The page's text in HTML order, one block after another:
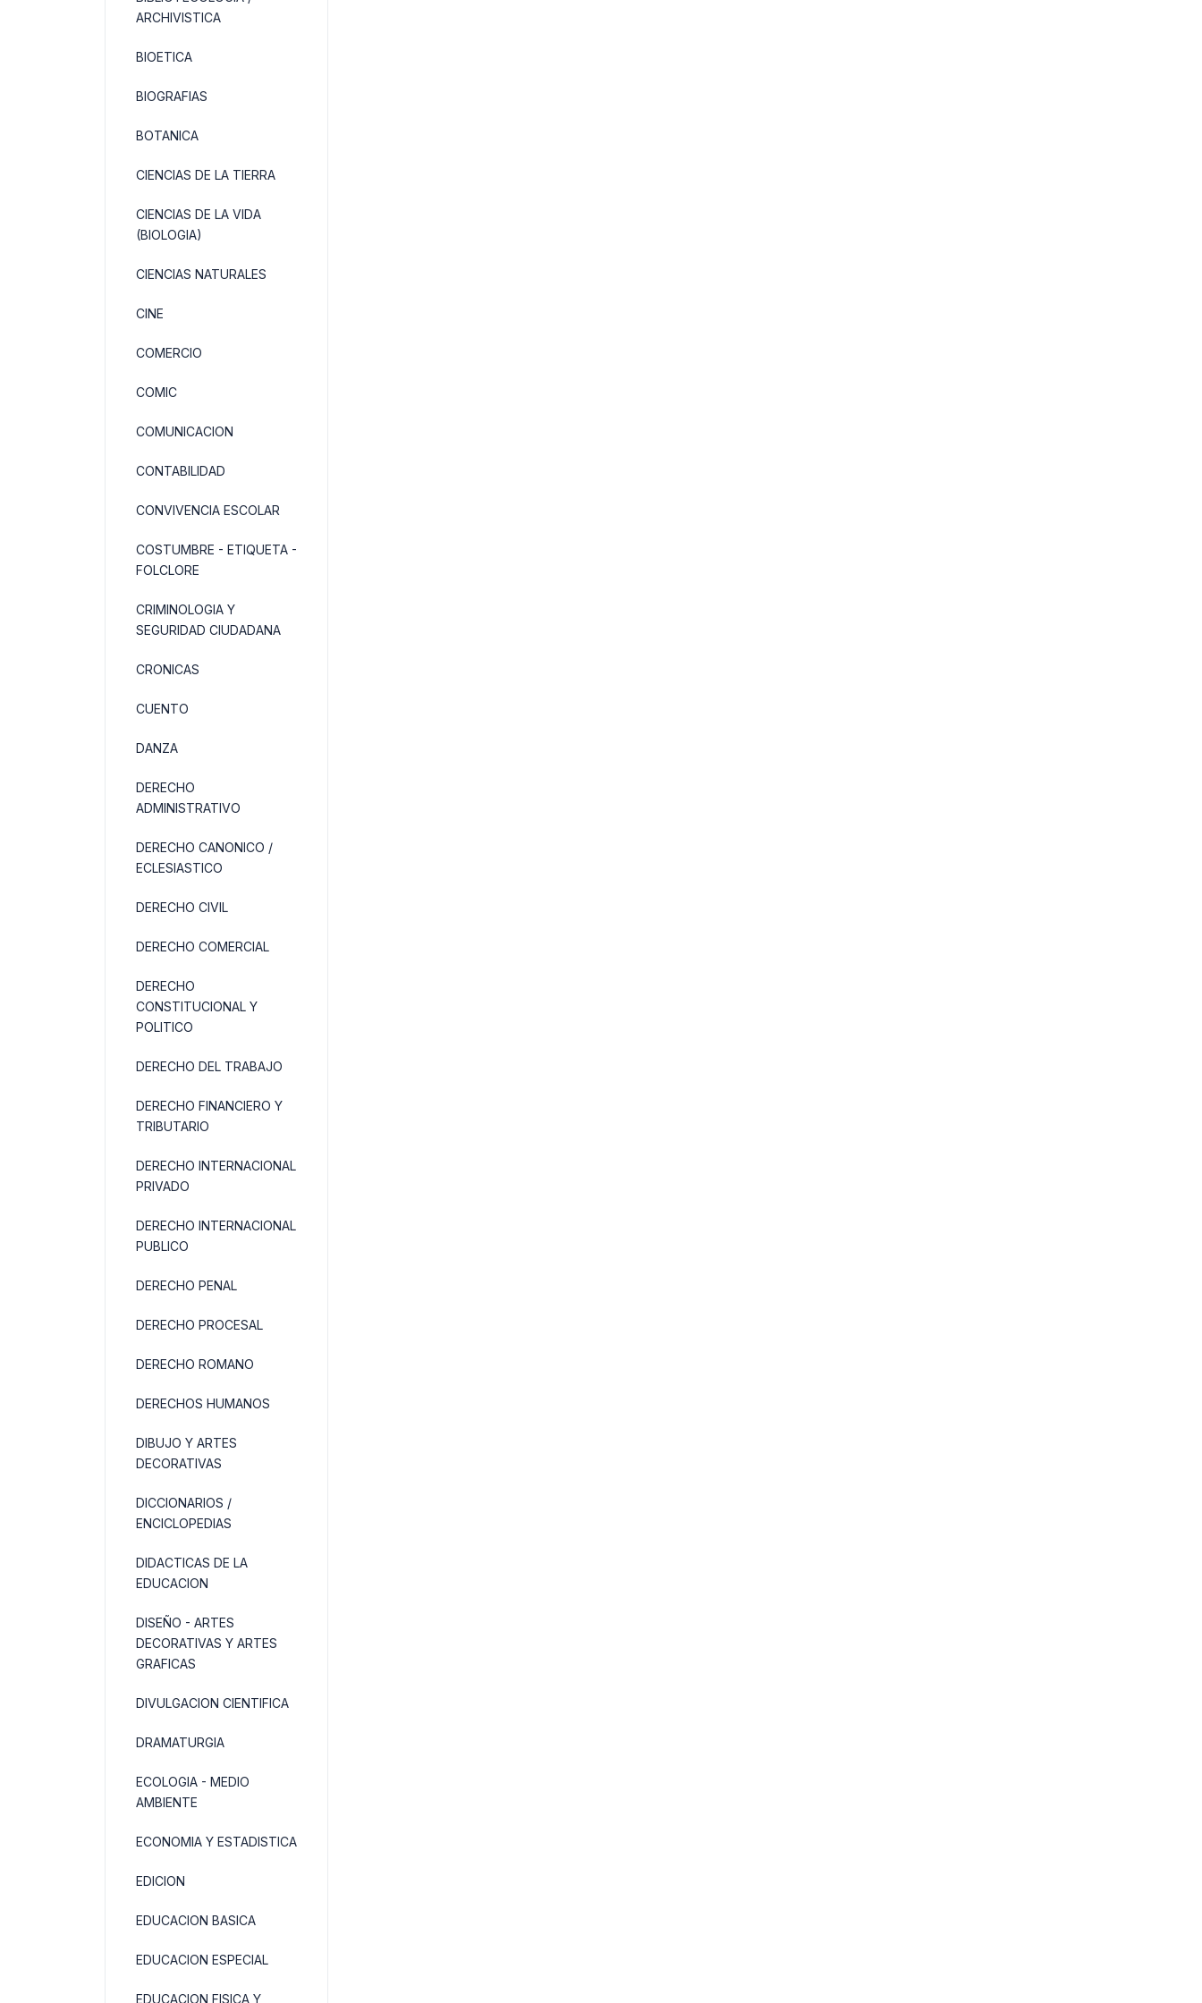
ARCHIVISTICA
BIOETICA
BIOGRAFIAS
BOTANICA
CIENCIAS DE LA TIERRA
CIENCIAS DE LA VIDA
(BIOLOGIA)
CIENCIAS NATURALES
CINE
COMERCIO
COMIC
COMUNICACION
CONTABILIDAD
CONVIVENCIA ESCOLAR
COSTUMBRE - ETIQUETA -
FOLCLORE
CRIMINOLOGIA Y
SEGURIDAD CIUDADANA
CRONICAS
CUENTO
DANZA
DERECHO
ADMINISTRATIVO
DERECHO CANONICO /
ECLESIASTICO
DERECHO CIVIL
DERECHO COMERCIAL
DERECHO
CONSTITUCIONAL Y
POLITICO
DERECHO DEL TRABAJO
DERECHO FINANCIERO Y
TRIBUTARIO
DERECHO INTERNACIONAL
PRIVADO
DERECHO INTERNACIONAL
PUBLICO
DERECHO PENAL
DERECHO PROCESAL
DERECHO ROMANO
DERECHOS HUMANOS
DIBUJO Y ARTES
DECORATIVAS
DICCIONARIOS /
ENCICLOPEDIAS
DIDACTICAS DE LA
EDUCACION
DISEÑO - ARTES
DECORATIVAS Y ARTES
GRAFICAS
DIVULGACION CIENTIFICA
DRAMATURGIA
ECOLOGIA - MEDIO
AMBIENTE
ECONOMIA Y ESTADISTICA
EDICION
EDUCACION BASICA
EDUCACION ESPECIAL
EDUCACION FISICA Y